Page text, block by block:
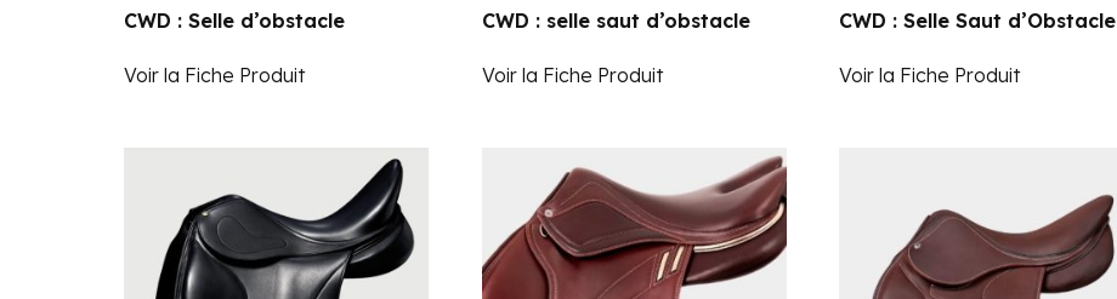
CWD : Selle d’obstacle
Voir la Fiche Produit
CWD : selle saut d’obstacle
Voir la Fiche Produit
CWD : Selle Saut d’Obstacle
Voir la Fiche Produit